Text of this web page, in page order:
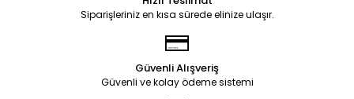
Siparişleriniz en kısa sürede elinize ulaşır.
Güvenli Alışveriş
Güvenli ve kolay ödeme sistemi